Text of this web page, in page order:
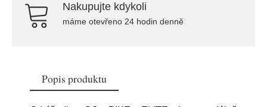
Nakupujte kdykoli
máme otevřeno 24 hodin denně
Popis produktu